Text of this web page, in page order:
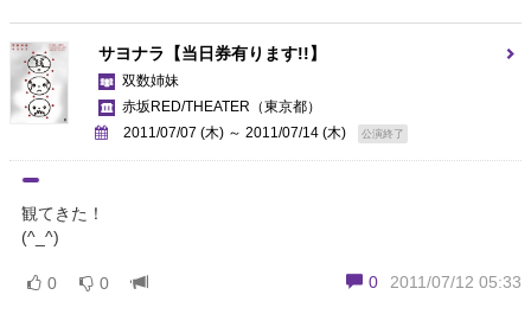
サヨナラ【当日券有ります!!】
双数姉妹
赤坂RED/THEATER （東京都）
2011/07/07 (木) ～ 2011/07/14 (木)
公演終了
観てきた！
(^_^)
0 2011/07/12 05:33
0 0